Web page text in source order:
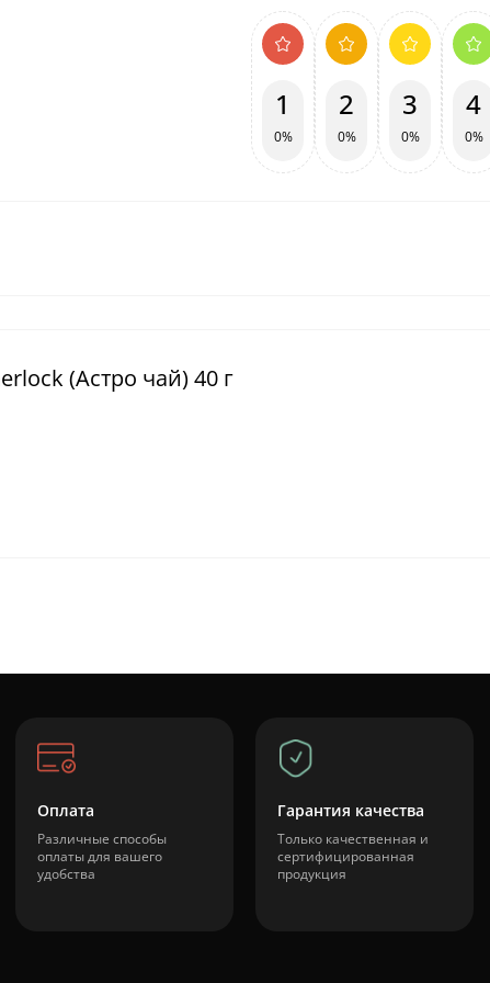
1
0%
2
0%
3
0%
4
0%
(Астро чай) 40 г
Оплата
Различные способы
оплаты для вашего
удобства
Гарантия качества
Только качественная и
сертифицированная
продукция